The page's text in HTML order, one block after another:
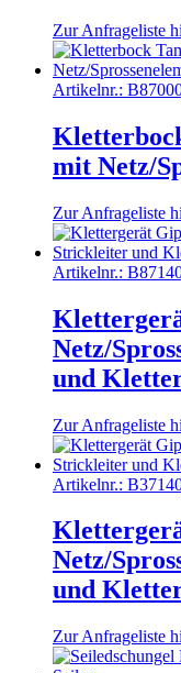
Zur Anfrageliste
Artikelnr.:
mit Netz/
Zur Anfrageliste
Artikelnr.:
Netz/
und
Zur Anfrageliste
Artikelnr.:
Netz/
und
Zur Anfrageliste